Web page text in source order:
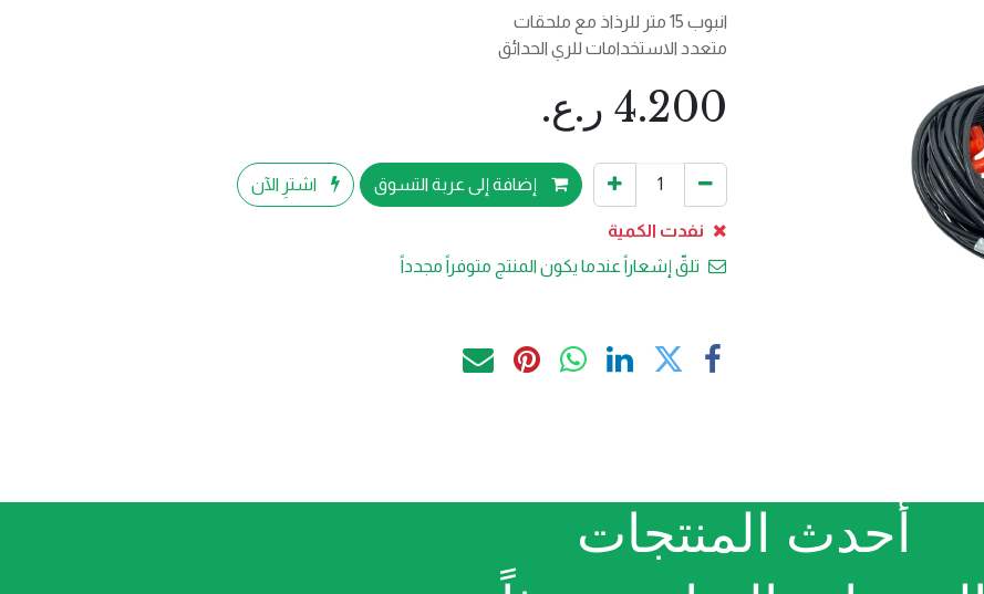
انبوب 15 متر للرذاذ مع ملحقات
متعدد الاستخدامات للري الحدائق
4.200 ر.ع.
إضافة إلى عربة التسوق اشترِ الآن
نفدت الكمية
تلقّ إشعاراً عندما يكون المنتج متوفراً مجدداً
أحدث المنتجات